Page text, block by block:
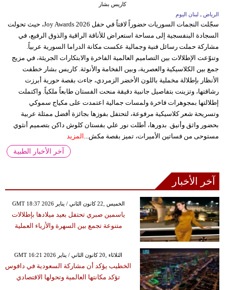
كاريس بشار
الرياض ـ لبنان اليوم
سجّلت النجمات السوريات حضوراً لافتاً في حفل Joy Awards 2026، حيث تحولت
السجادة البنفسجية إلى مساحة استعراض للأناقة الراقية والذوق الرفيع، في
مشاركة حملت رسائل فنية وجمالية عكست مكانة الدراما السورية عربياً.
وتنوّعت الإطلالات بين التصاميم العالمية الفاخرة والابتكارات الجريئة، في مزيج
جمع بين الكلاسيكية والعصرية، وبين الفخامة والأنوثة. كاريس بشار خطفت
الأنظار بإطلالة مخملية باللون الأخضر الزمردي، جاءت بقصة حورية أبرزت
رشاقتها، وتزينت بتفاصيل جانبية دقيقة منحت الفستان طابعاً ملكياً. واكتملت
إطلالتها بمجوهرات فاخرة ولمسات جمالية اعتمدت على مكياج سموكي
وتسريحة شعر كلاسيكية مرفوعة، لتحتفل بفوزها بجائزة أفضل ممثلة عربية
بحضور واثق وأنيق. بدورها، أطلت نور علي بفستان كلوش داكن بتصميم أنثوي
مستوحى من فساتين الأميرات، تميز بقصة مكش... المزيد
آخر الأخبار الطبية
آخر الأخبار
GMT 18:37 2026 الخميس ,22 كانون الثاني / يناير
ياسمين صبري تحتفل بعيد ميلادها بإطلالات
متنوعة تجمع بين السهرة والأزياء العملية
GMT 16:21 2026 الثلاثاء ,20 كانون الثاني / يناير
الخطيب يؤكد أن مشاركة السعودية في دافوس
تؤكد مكانتها العالمية وتحولها الاقتصادي